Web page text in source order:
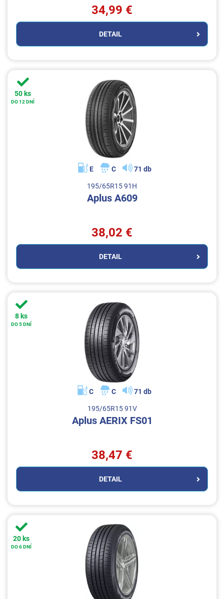
34,99 €
DETAIL
50 ks
DO 12 DNÍ
E C 71 db
195/65R15 91H
Aplus A609
38,02 €
DETAIL
8 ks
DO 5 DNÍ
C C 71 db
195/65R15 91V
Aplus AERIX FS01
38,47 €
DETAIL
20 ks
DO 6 DNÍ